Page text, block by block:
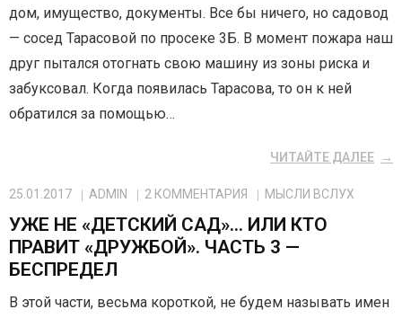
дом, имущество, документы. Все бы ничего, но садовод
— сосед Тарасовой по просеке 3Б. В момент пожара наш
друг пытался отогнать свою машину из зоны риска и
забуксовал. Когда появилась Тарасова, то он к ней
обратился за помощью…
ЧИТАЙТЕ ДАЛЕЕ
25.01.2017 ADMIN 2 КОММЕНТАРИЯ МЫСЛИ ВСЛУХ
УЖЕ НЕ «ДЕТСКИЙ САД»… ИЛИ КТО
ПРАВИТ «ДРУЖБОЙ». ЧАСТЬ 3 —
БЕСПРЕДЕЛ
В этой части, весьма короткой, не будем называть имен